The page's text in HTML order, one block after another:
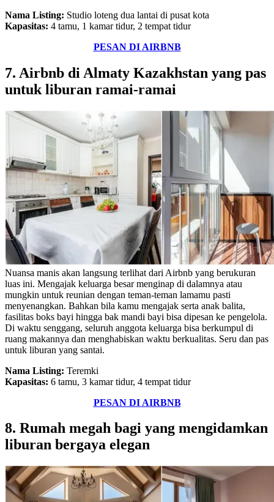
Nama Listing: Studio loteng dua lantai di pusat kota
Kapasitas: 4 tamu, 1 kamar tidur, 2 tempat tidur
PESAN DI AIRBNB
7. Airbnb di Almaty Kazakhstan yang pas
untuk liburan ramai-ramai
Nuansa manis akan langsung terlihat dari Airbnb yang berukuran
luas ini. Mengajak keluarga besar menginap di dalamnya atau
mungkin untuk reunian dengan teman-teman lamamu pasti
menyenangkan. Bahkan bila kamu mengajak serta anak balita,
fasilitas boks bayi hingga bak mandi bayi bisa dipesan ke pengelola.
Di waktu senggang, seluruh anggota keluarga bisa berkumpul di
ruang makannya dan menghabiskan waktu berkualitas. Seru dan pas
untuk liburan yang santai.
Nama Listing: Teremki
Kapasitas: 6 tamu, 3 kamar tidur, 4 tempat tidur
PESAN DI AIRBNB
8. Rumah megah bagi yang mengidamkan
liburan bergaya elegan